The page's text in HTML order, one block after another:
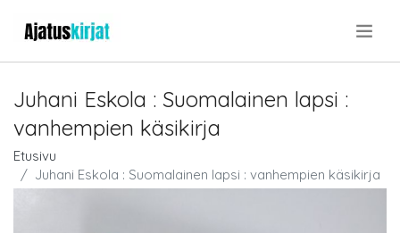
Juhani Eskola : Suomalainen lapsi :
vanhempien käsikirja
Etusivu
Juhani Eskola : Suomalainen lapsi : vanhempien käsikirja